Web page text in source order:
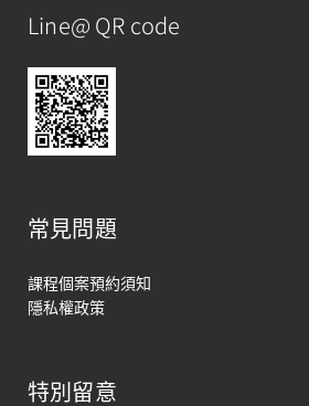
Line@ QR code
常見問題
課程個案預約須知
隱私權政策
特別留意